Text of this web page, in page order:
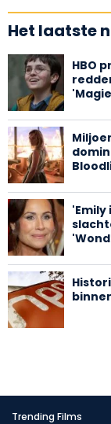
Het laatste
HBO
Trending Films